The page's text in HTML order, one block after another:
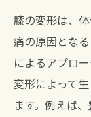
膝の変形は、
痛の原因とな
によるアプロ
変形によって
ます。例えば